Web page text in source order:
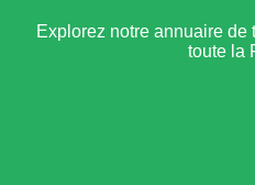
Explorez notre annuaire
toute la